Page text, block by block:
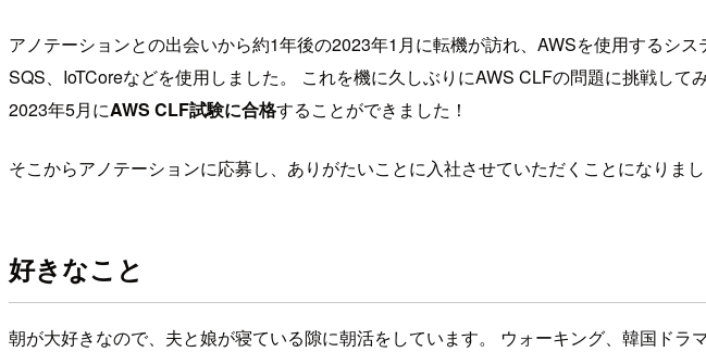
アノテーションとの出会いから約1年後の2023年1月に転機が訪れ、AWSを使用するシ
SQS、IoTCoreなどを使用しました。 これを機に久しぶりにAWS CLFの問題に挑戦し
2023年5月にAWS CLF試験に合格することができました！
そこからアノテーションに応募し、ありがたいことに入社させていただくことになりまし
好きなこと
朝が大好きなので、夫と娘が寝ている隙に朝活をしています。 ウォーキング、韓国ドラ